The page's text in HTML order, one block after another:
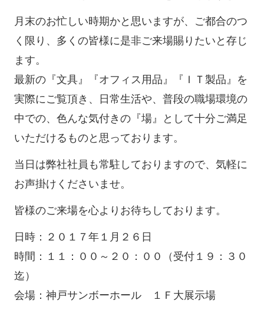
月末のお忙しい時期かと思いますが、ご都合のつ
く限り、多くの皆様に是非ご来場賜りたいと存じ
ます。
最新の『文具』『オフィス用品』『ＩＴ製品』を
実際にご覧頂き、日常生活や、普段の職場環境の
中での、色んな気付きの『場』として十分ご満足
いただけるものと思っております。
当日は弊社社員も常駐しておりますので、気軽に
お声掛けくださいませ。
皆様のご来場を心よりお待ちしております。
日時：２０１７年１月２６日
時間：１１：００～２０：００（受付１９：３０
迄）
会場：神戸サンボーホール １Ｆ大展示場